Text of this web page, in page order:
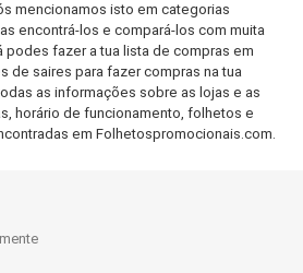
mencionamos isto em categorias
encontrá-los e compará-los com muita
podes fazer a tua lista de compras em
de saires para fazer compras na tua
as informações sobre as lojas e as
horário de funcionamento, folhetos e
em Folhetospromocionais.com.